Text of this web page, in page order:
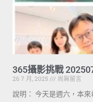
365攝影挑戰
26 7 月, 2025
尚無留言
說明： 今天是週六，本